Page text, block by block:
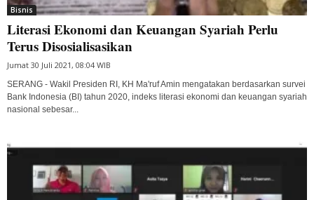
Bisnis
Literasi Ekonomi dan Keuangan Syariah Perlu
Terus Disosialisasikan
Jumat 30 Juli 2021, 08:04 WIB
SERANG - Wakil Presiden RI, KH Ma'ruf Amin mengatakan berdasarkan survei
Bank Indonesia (BI) tahun 2020, indeks literasi ekonomi dan keuangan syariah
nasional sebesar...